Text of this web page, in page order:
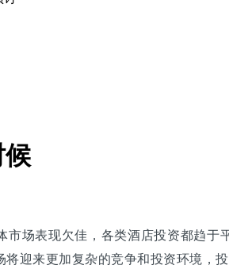
候
场表现欠佳，各类酒店投资都趋
迎来更加复杂的竞争和投资环境，